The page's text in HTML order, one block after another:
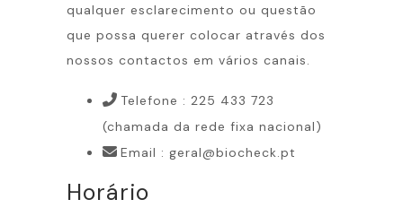
qualquer esclarecimento ou questão
que possa querer colocar através dos
nossos contactos em vários canais.
Telefone : 225 433 723
(chamada da rede fixa nacional)
Email : geral@biocheck.pt
Horário